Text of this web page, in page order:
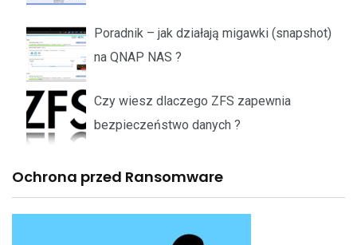
Poradnik – jak działają migawki (snapshot)
na QNAP NAS ?
Czy wiesz dlaczego ZFS zapewnia
bezpieczeństwo danych ?
Ochrona przed Ransomware